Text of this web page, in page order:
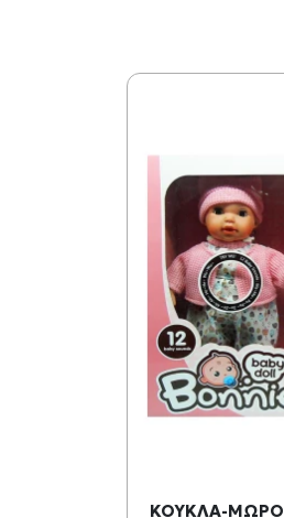
ΚΟΥΚΛΑ-ΜΩΡΟ